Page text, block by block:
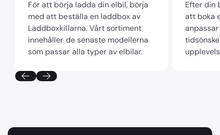
För att börja ladda din elbil, börja
med att beställa en laddbox av
Laddboxkillarna. Vårt sortiment
innehåller de senaste modellerna
som passar alla typer av elbilar.
Efter din
att boka